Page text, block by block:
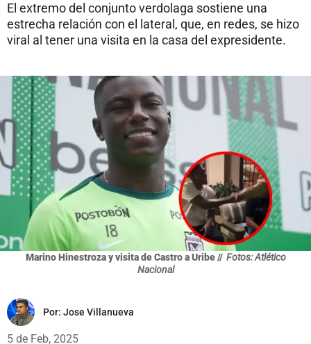
El extremo del conjunto verdolaga sostiene una
estrecha relación con el lateral, que, en redes, se hizo
viral al tener una visita en la casa del expresidente.
Marino Hinestroza y visita de Castro a Uribe // Fotos: Atlético
Nacional
Por: Jose Villanueva
5 de Feb, 2025